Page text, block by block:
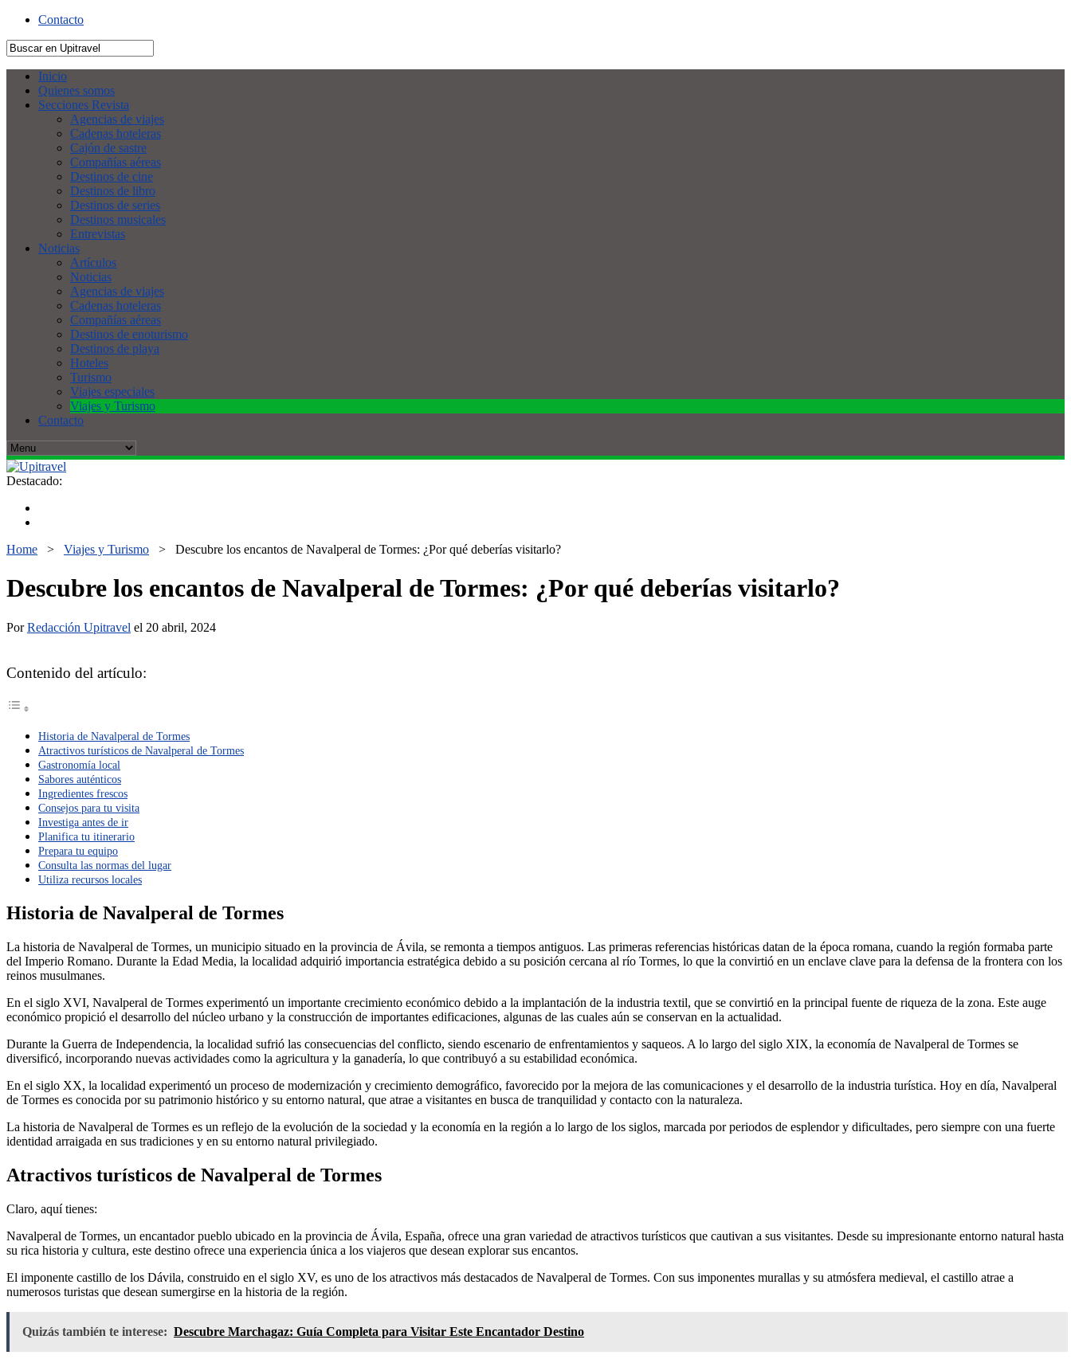
Contacto
Inicio
Quienes somos
Secciones Revista
Agencias de viajes
Cadenas hoteleras
Cajón de sastre
Compañías aéreas
Destinos de cine
Destinos de libro
Destinos de series
Destinos musicales
Entrevistas
Noticias
Artículos
Noticias
Agencias de viajes
Cadenas hoteleras
Compañías aéreas
Destinos de enoturismo
Destinos de playa
Hoteles
Turismo
Viajes especiales
Viajes y Turismo
Contacto
Destacado:
Home > Viajes y Turismo > Descubre los encantos de Navalperal de Tormes: ¿Por qué deberías visitarlo?
Descubre los encantos de Navalperal de Tormes: ¿Por qué deberías visitarlo?
PorRedacción Upitravel el 20 abril, 2024
Contenido del artículo:
Historia de Navalperal de Tormes
Atractivos turísticos de Navalperal de Tormes
Gastronomía local
Sabores auténticos
Ingredientes frescos
Consejos para tu visita
Investiga antes de ir
Planifica tu itinerario
Prepara tu equipo
Consulta las normas del lugar
Utiliza recursos locales
Historia de Navalperal de Tormes
La historia de Navalperal de Tormes, un municipio situado en la provincia de Ávila, se remonta a tiempos antiguos. Las primeras referencias históricas datan de la época romana, cuando la región formaba parte
del Imperio Romano. Durante la Edad Media, la localidad adquirió importancia estratégica debido a su posición cercana al río Tormes, lo que la convirtió en un enclave clave para la defensa de la frontera con los
reinos musulmanes.
En el siglo XVI, Navalperal de Tormes experimentó un importante crecimiento económico debido a la implantación de la industria textil, que se convirtió en la principal fuente de riqueza de la zona. Este auge
económico propició el desarrollo del núcleo urbano y la construcción de importantes edificaciones, algunas de las cuales aún se conservan en la actualidad.
Durante la Guerra de Independencia, la localidad sufrió las consecuencias del conflicto, siendo escenario de enfrentamientos y saqueos. A lo largo del siglo XIX, la economía de Navalperal de Tormes se
diversificó, incorporando nuevas actividades como la agricultura y la ganadería, lo que contribuyó a su estabilidad económica.
En el siglo XX, la localidad experimentó un proceso de modernización y crecimiento demográfico, favorecido por la mejora de las comunicaciones y el desarrollo de la industria turística. Hoy en día, Navalperal
de Tormes es conocida por su patrimonio histórico y su entorno natural, que atrae a visitantes en busca de tranquilidad y contacto con la naturaleza.
La historia de Navalperal de Tormes es un reflejo de la evolución de la sociedad y la economía en la región a lo largo de los siglos, marcada por periodos de esplendor y dificultades, pero siempre con una fuerte
identidad arraigada en sus tradiciones y en su entorno natural privilegiado.
Atractivos turísticos de Navalperal de Tormes
Claro, aquí tienes:
Navalperal de Tormes, un encantador pueblo ubicado en la provincia de Ávila, España, ofrece una gran variedad de atractivos turísticos que cautivan a sus visitantes. Desde su impresionante entorno natural hasta
su rica historia y cultura, este destino ofrece una experiencia única a los viajeros que desean explorar sus encantos.
El imponente castillo de los Dávila, construido en el siglo XV, es uno de los atractivos más destacados de Navalperal de Tormes. Con sus imponentes murallas y su atmósfera medieval, el castillo atrae a
numerosos turistas que desean sumergirse en la historia de la región.
Quizás también te interese: Descubre Marchagaz: Guía Completa para Visitar Este Encantador Destino